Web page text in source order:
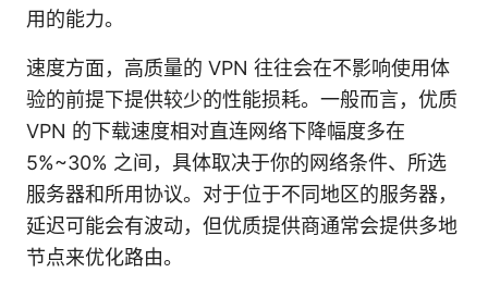
用的能力。
速度方面，高质量的 VPN 往往会在不影响使用体
验的前提下提供较少的性能损耗。一般而言，优质
VPN 的下载速度相对直连网络下降幅度多在
5%~30% 之间，具体取决于你的网络条件、所选
服务器和所用协议。对于位于不同地区的服务器，
延迟可能会有波动，但优质提供商通常会提供多地
节点来优化路由。